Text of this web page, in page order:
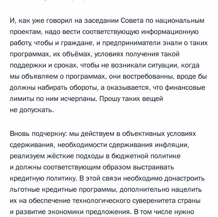
И, как уже говорил на заседании Совета по национальным
проектам, надо вести соответствующую информационную
работу, чтобы и граждане, и предприниматели знали о таких
программах, их объёмах, условиях получения такой
поддержки и сроках, чтобы не возникали ситуации, когда
мы объявляем о программах, они востребованны, вроде бы
должны набирать обороты, а оказывается, что финансовые
лимиты по ним исчерпаны. Прошу таких вещей
не допускать.
Вновь подчеркну: мы действуем в объективных условиях
сдерживания, необходимости сдерживания инфляции,
реализуем жёсткие подходы в бюджетной политике
и должны соответствующим образом выстраивать
кредитную политику. В этой связи необходимо донастроить
льготные кредитные программы, дополнительно нацелить
их на обеспечение технологического суверенитета страны
и развитие экономики предложения. В том числе нужно